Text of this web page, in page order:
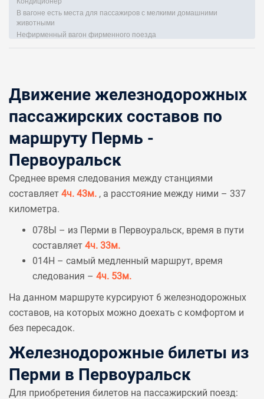
В вагоне есть места для пассажиров с мелкими домашними
животными
Нефирменный вагон фирменного поезда
Движение железнодорожных
пассажирских составов по
маршруту Пермь -
Первоуральск
Среднее время следования между станциями
составляет 4ч. 43м. , а расстояние между ними – 337
километра.
078Ы – из Перми в Первоуральск, время в пути
составляет 4ч. 33м.
014Н – самый медленный маршрут, время
следования – 4ч. 53м.
На данном маршруте курсируют 6 железнодорожных
составов, на которых можно доехать с комфортом и
без пересадок.
Железнодорожные билеты из
Перми в Первоуральск
Для приобретения билетов на пассажирский поезд: